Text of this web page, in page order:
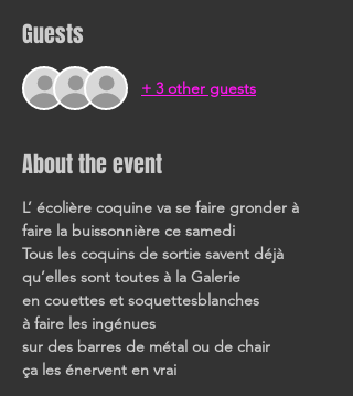
Guests
+ 3 other guests
About the event
L’ écolière coquine va se faire gronder à
faire la buissonnière ce samedi
Tous les coquins de sortie savent déjà
qu’elles sont toutes à la Galerie
en couettes et soquettesblanches
à faire les ingénues
sur des barres de métal ou de chair
ça les énervent en vrai